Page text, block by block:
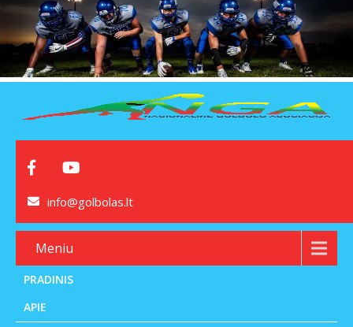
info@golbolas.lt
Meniu
PRADINIS
APIE